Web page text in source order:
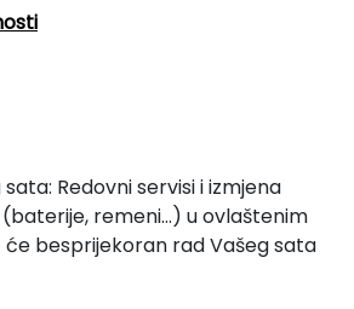
Redovni servisi i izmjena
remeni...) u ovlaštenim
besprijekoran rad Vašeg sata